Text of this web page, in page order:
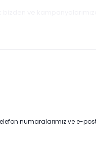
numaralarımız ve e-